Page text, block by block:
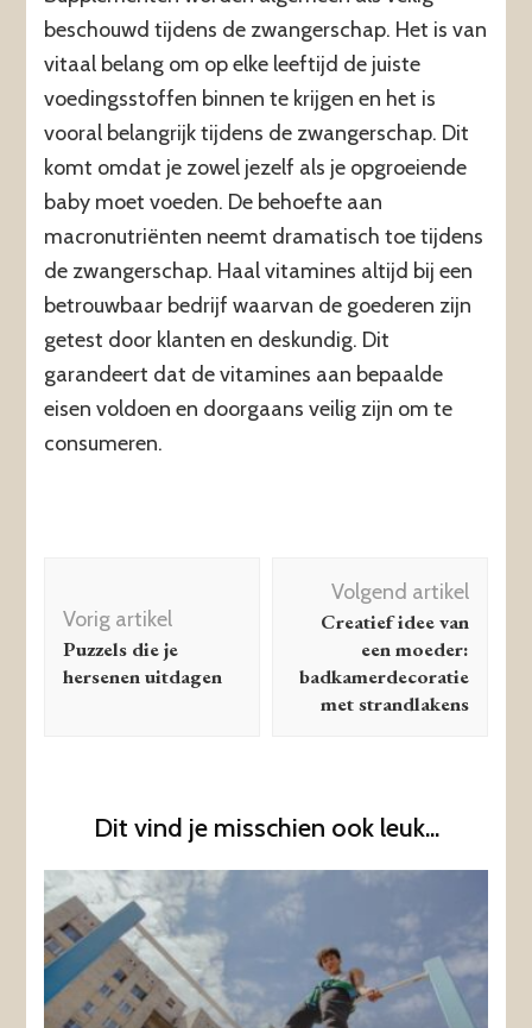
beschouwd tijdens de zwangerschap. Het is van
vitaal belang om op elke leeftijd de juiste
voedingsstoffen binnen te krijgen en het is
vooral belangrijk tijdens de zwangerschap. Dit
komt omdat je zowel jezelf als je opgroeiende
baby moet voeden. De behoefte aan
macronutriënten neemt dramatisch toe tijdens
de zwangerschap. Haal vitamines altijd bij een
betrouwbaar bedrijf waarvan de goederen zijn
getest door klanten en deskundig. Dit
garandeert dat de vitamines aan bepaalde
eisen voldoen en doorgaans veilig zijn om te
consumeren.
Vorig artikel
Puzzels die je
hersenen uitdagen
Volgend artikel
Creatief idee van
een moeder:
badkamerdecoratie
met strandlakens
Dit vind je misschien ook leuk...